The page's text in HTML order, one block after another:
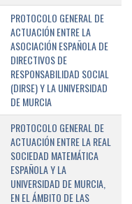
PROTOCOLO GENERAL DE
ACTUACIÓN ENTRE LA
ASOCIACIÓN ESPAÑOLA DE
DIRECTIVOS DE
RESPONSABILIDAD SOCIAL
(DIRSE) Y LA UNIVERSIDAD
DE MURCIA
PROTOCOLO GENERAL DE
ACTUACIÓN ENTRE LA REAL
SOCIEDAD MATEMÁTICA
ESPAÑOLA Y LA
UNIVERSIDAD DE MURCIA,
EN EL ÁMBITO DE LAS